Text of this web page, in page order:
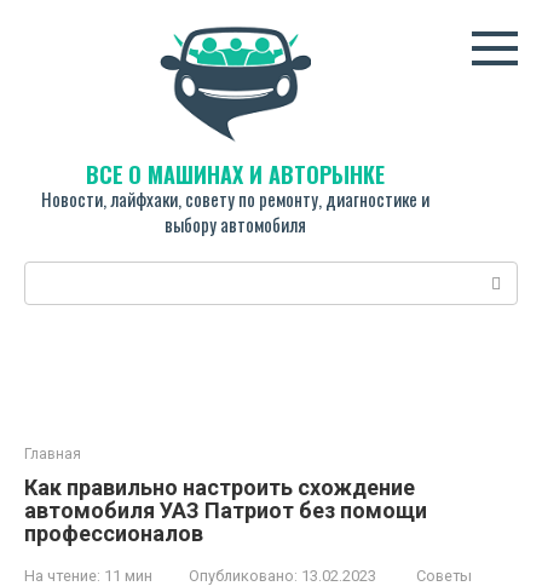
ВСЁ О МАШИНАХ И АВТОРЫНКЕ
Новости, лайфхаки, совету по ремонту, диагностике и
выбору автомобиля
Поиск:
Главная
Как правильно настроить схождение
автомобиля УАЗ Патриот без помощи
профессионалов
На чтение: 11 мин Опубликовано: 13.02.2023
Советы